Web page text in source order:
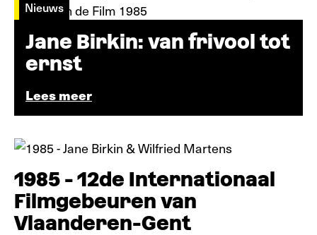
Nieuws
Jane Birkin: van frivool tot
ernst
Lees meer
1985 - 12de Internationaal
Filmgebeuren van
Vlaanderen-Gent